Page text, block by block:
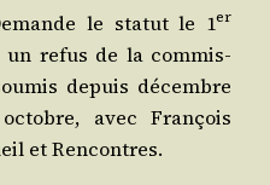
le sta­tut le 1er
un refus de la com­mis­
depuis décembre
avec Fran­çois
et Rencontres.